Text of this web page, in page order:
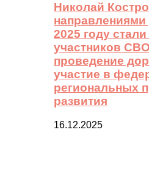
Николай
направлениями
2025 году
участников
проведение
участие в
региональных
развития
16.12.2025